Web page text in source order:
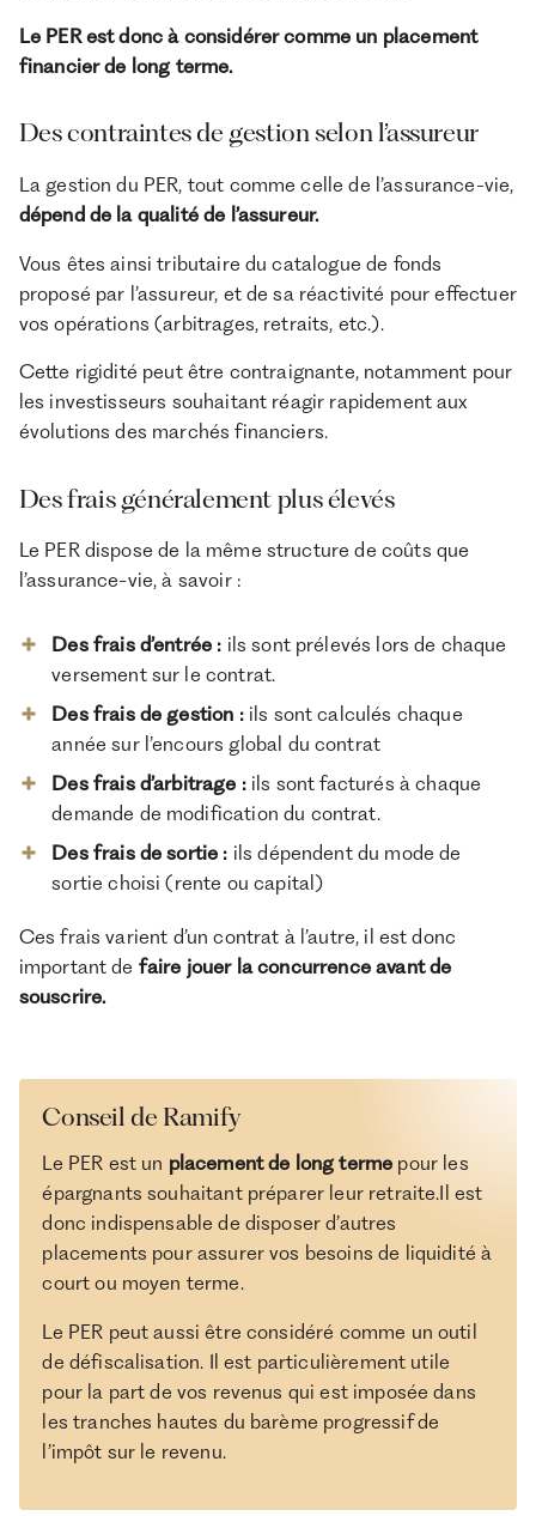
Le PER est donc à considérer comme un placement
financier de long terme.
Des contraintes de gestion selon l’assureur
La gestion du PER, tout comme celle de l’assurance-vie,
dépend de la qualité de l’assureur.
Vous êtes ainsi tributaire du catalogue de fonds
proposé par l’assureur, et de sa réactivité pour effectuer
vos opérations (arbitrages, retraits, etc.).
Cette rigidité peut être contraignante, notamment pour
les investisseurs souhaitant réagir rapidement aux
évolutions des marchés financiers.
Des frais généralement plus élevés
Le PER dispose de la même structure de coûts que
l’assurance-vie, à savoir :
Des frais d’entrée : ils sont prélevés lors de chaque
versement sur le contrat.
Des frais de gestion :ils sont calculés chaque
année sur l’encours global du contrat
Des frais d’arbitrage :ils sont facturés à chaque
demande de modification du contrat.
Des frais de sortie : ils dépendent du mode de
sortie choisi (rente ou capital)
Ces frais varient d’un contrat à l’autre, il est donc
important de faire jouer la concurrence avant de
souscrire.
Conseil de Ramify
Le PER est un placement de long terme pour les
épargnants souhaitant préparer leur retraite.Il est
donc indispensable de disposer d’autres
placements pour assurer vos besoins de liquidité à
court ou moyen terme.
Le PER peut aussi être considéré comme un outil
de défiscalisation. Il est particulièrement utile
pour la part de vos revenus qui est imposée dans
les tranches hautes du barème progressif de
l’impôt sur le revenu.